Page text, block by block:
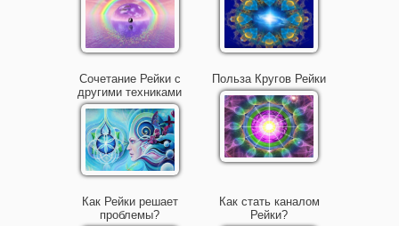
Сочетание Рейки с
другими техниками
Польза Кругов Рейки
Как Рейки решает
проблемы?
Как стать каналом
Рейки?